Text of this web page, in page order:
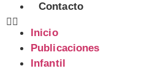
Contacto
Inicio
Publicaciones
Infantil